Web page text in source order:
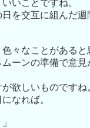
いことですね。
を交互に組んだ
々なことがあると
ーンの準備で意
欲しいものですね
なれば。